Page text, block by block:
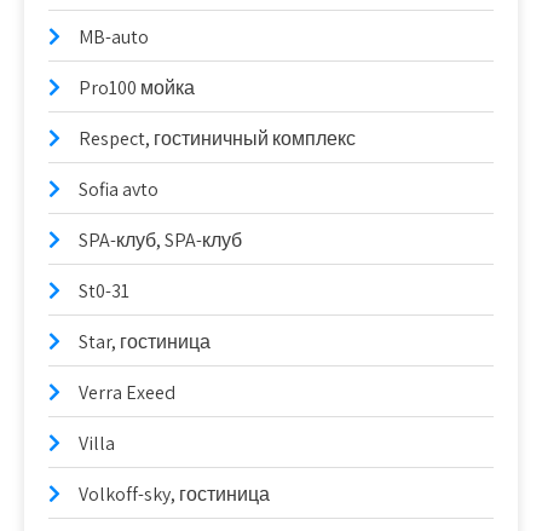
MB-auto
Pro100 мойка
Respect, гостиничный комплекс
Sofia avto
SPA-клуб, SPA-клуб
St0-31
Star, гостиница
Verra Exeed
Villa
Volkoff-sky, гостиница